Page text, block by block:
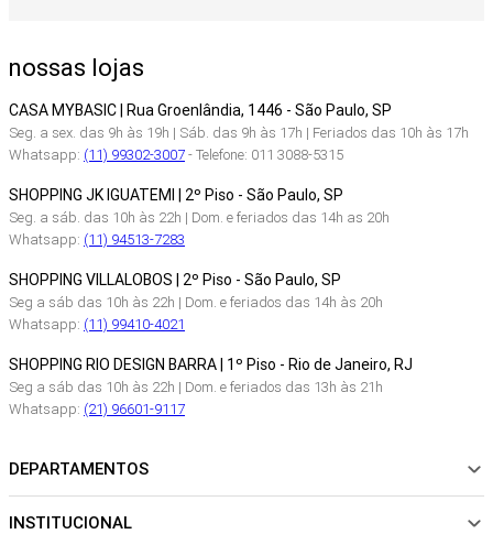
nossas lojas
CASA MYBASIC | Rua Groenlândia, 1446 - São Paulo, SP
Seg. a sex. das 9h às 19h | Sáb. das 9h às 17h | Feriados das 10h às 17h
Whatsapp: (11) 99302-3007- Telefone: 011 3088-5315
SHOPPING JK IGUATEMI | 2º Piso - São Paulo, SP
Seg. a sáb. das 10h às 22h | Dom. e feriados das 14h as 20h
Whatsapp: (11) 94513-7283
SHOPPING VILLALOBOS | 2º Piso - São Paulo, SP
Seg a sáb das 10h às 22h | Dom. e feriados das 14h às 20h
Whatsapp: (11) 99410-4021
SHOPPING RIO DESIGN BARRA | 1º Piso - Rio de Janeiro, RJ
Seg a sáb das 10h às 22h | Dom. e feriados das 13h às 21h
Whatsapp: (21) 96601-9117
DEPARTAMENTOS
NOVIDADES
INSTITUCIONAL